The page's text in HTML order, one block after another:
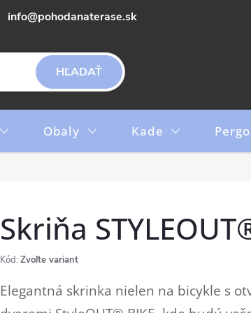
info@pohodanaterase.sk
HĽADAŤ
Obaly Kade
Skriňa
Kód: Zvoľte variant
Elegantná skrinka nielen na bicykle s